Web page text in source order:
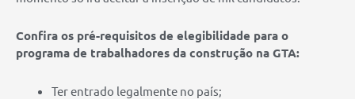
Confira os pré-requisitos de elegibilidade para o
programa de trabalhadores da construção na GTA:
Ter entrado legalmente no país;